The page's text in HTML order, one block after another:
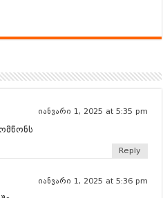
იანვარი 1, 2025 at 5:35 pm
Reply
იანვარი 1, 2025 at 5:36 pm